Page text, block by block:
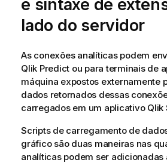
e sintaxe de
lado do servidor
As conexões analíticas podem
Qlik Predict ou para terminais de
máquina expostos externamente
dados retornados dessas
carregados em um aplicativo Qlik
Scripts de carregamento de
gráfico são duas maneiras nas
analíticas podem ser adicionadas